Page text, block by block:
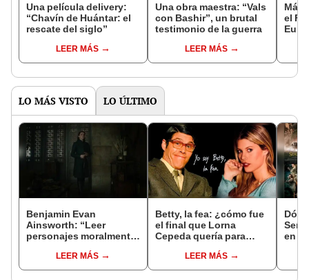
Una película delivery:
“Chavín de Huántar: el
rescate del siglo”
LEER MÁS
Una obra maestra: “Vals
con Bashir”, un brutal
testimonio de la guerra
LEER MÁS
Más
el
LO MÁS VISTO LO ÚLTIMO
Benjamin Evan
Ainsworth: “Leer
personajes moralmente
blanco o negro ni
simple”
LEER MÁS
Betty, la fea: ¿cómo fue
el final que Lorna
Cepeda quería para
LEER MÁS
en